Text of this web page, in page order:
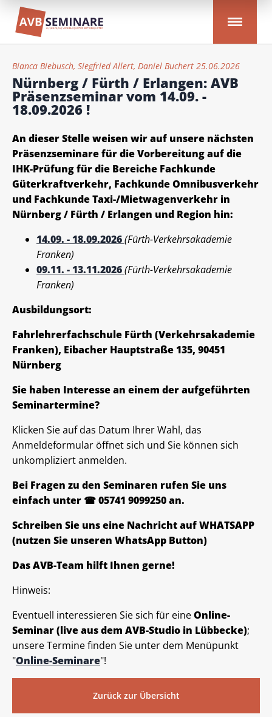
Bianca Biebusch, Siegfried Allert, Daniel Buchert 25.06.2026
Nürnberg / Fürth / Erlangen: AVB
Präsenzseminar vom 14.09. -
18.09.2026 !
An dieser Stelle weisen wir auf unsere nächsten
Präsenzseminare für die Vorbereitung auf die
IHK-Prüfung für die Bereiche Fachkunde
Güterkraftverkehr, Fachkunde Omnibusverkehr
und Fachkunde Taxi-/Mietwagenverkehr in
Nürnberg / Fürth / Erlangen und Region hin:
14.09. - 18.09.2026(Fürth-Verkehrsakademie
Franken)
09.11. - 13.11.2026(Fürth-Verkehrsakademie
Franken)
Ausbildungsort:
Fahrlehrerfachschule Fürth (Verkehrsakademie
Franken), Eibacher Hauptstraße 135, 90451
Nürnberg
Sie haben Interesse an einem der aufgeführten
Seminartermine?
Klicken Sie auf das Datum Ihrer Wahl, das
Anmeldeformular öffnet sich und Sie können sich
unkompliziert anmelden.
Bei Fragen zu den Seminaren rufen Sie uns
einfach unter ☎ 05741 9099250 an.
Schreiben Sie uns eine Nachricht auf WHATSAPP
(nutzen Sie unseren WhatsApp Button)
Das AVB-Team hilft Ihnen gerne!
Hinweis:
Eventuell interessieren Sie sich für eineOnline-
Seminar (live aus dem AVB-Studio in Lübbecke);
unsere Termine finden Sie unter dem Menüpunkt
"Online-Seminare"!
Zurück zur Übersicht